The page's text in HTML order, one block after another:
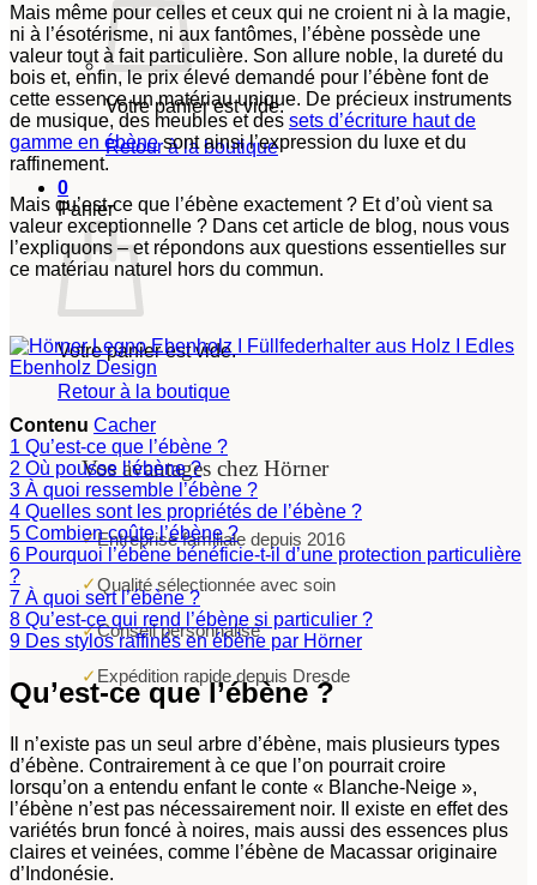
Votre panier est vide.
Retour à la boutique
0
Panier
Votre panier est vide.
Retour à la boutique
Vos avantages chez Hörner
✓Entreprise familiale depuis 2016
✓Qualité sélectionnée avec soin
✓Conseil personnalisé
✓ Expédition rapide depuis Dresde
Mais même pour celles et ceux qui ne croient ni à la magie,
ni à l’ésotérisme, ni aux fantômes, l’ébène possède une
valeur tout à fait particulière. Son allure noble, la dureté du
bois et, enfin, le prix élevé demandé pour l’ébène font de
cette essence un matériau unique. De précieux instruments
de musique, des meubles et des sets d’écriture haut de
gamme en ébènesont ainsi l’expression du luxe et du
raffinement.
Mais qu’est-ce que l’ébène exactement ? Et d’où vient sa
valeur exceptionnelle ? Dans cet article de blog, nous vous
l’expliquons – et répondons aux questions essentielles sur
ce matériau naturel hors du commun.
Contenu Cacher
1 Qu’est-ce que l’ébène ?
2 Où pousse l’ébène ?
3 À quoi ressemble l’ébène ?
4 Quelles sont les propriétés de l’ébène ?
5 Combien coûte l’ébène ?
6 Pourquoi l’ébène bénéficie-t-il d’une protection particulière
?
7 À quoi sert l’ébène ?
8 Qu’est-ce qui rend l’ébène si particulier ?
9 Des stylos raffinés en ébène par Hörner
Qu’est-ce que l’ébène ?
Il n’existe pas un seul arbre d’ébène, mais plusieurs types
d’ébène. Contrairement à ce que l’on pourrait croire
lorsqu’on a entendu enfant le conte « Blanche-Neige »,
l’ébène n’est pas nécessairement noir. Il existe en effet des
variétés brun foncé à noires, mais aussi des essences plus
claires et veinées, comme l’ébène de Macassar originaire
d’Indonésie.